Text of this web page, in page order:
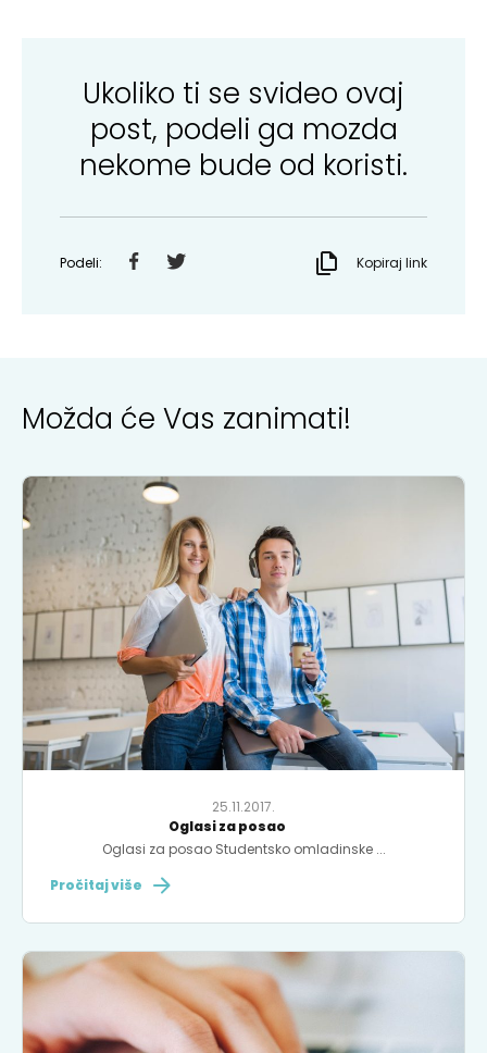
Ukoliko ti se svideo ovaj
post, podeli ga mozda
nekome bude od koristi.
Podeli: Kopiraj link
Možda će Vas zanimati!
25.11.2017.
Oglasi za posao
Oglasi za posao Studentsko omladinske ...
Pročitaj više